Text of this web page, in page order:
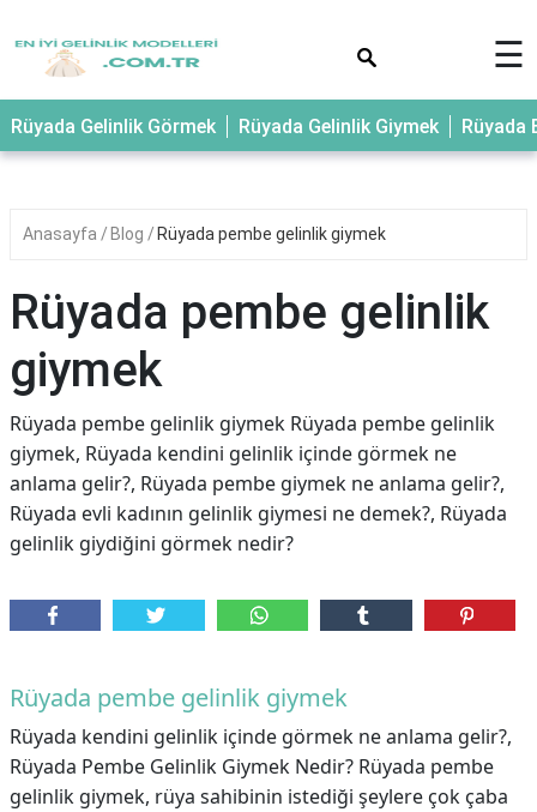
☰
Rüyada Gelinlik Görmek Rüyada Gelinlik Giymek Rüyada
Anasayfa Blog Rüyada pembe gelinlik giymek
Rüyada pembe gelinlik
giymek
Rüyada pembe gelinlik giymek Rüyada pembe gelinlik
giymek, Rüyada kendini gelinlik içinde görmek ne
anlama gelir?, Rüyada pembe giymek ne anlama gelir?,
Rüyada evli kadının gelinlik giymesi ne demek?, Rüyada
gelinlik giydiğini görmek nedir?
Rüyada pembe gelinlik giymek
Rüyada kendini gelinlik içinde görmek ne anlama gelir?,
Rüyada Pembe Gelinlik Giymek Nedir? Rüyada pembe
gelinlik giymek, rüya sahibinin istediği şeylere çok çaba